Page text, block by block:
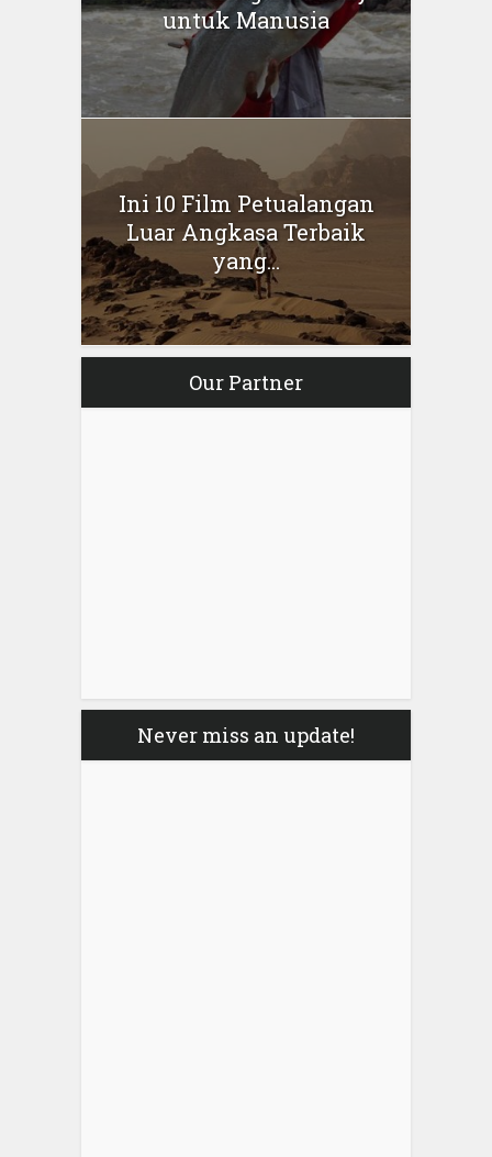
untuk Manusia
Ini 10 Film Petualangan
Luar Angkasa Terbaik
yang...
Our Partner
Never miss an update!